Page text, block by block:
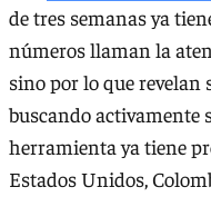
de tres semanas ya
números llaman la
sino por lo que revelan
buscando activamente
herramienta ya tiene
Estados Unidos,